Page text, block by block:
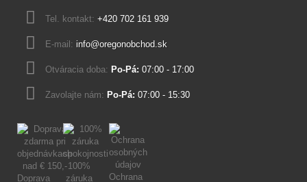
Tel. kontakt: +420 702 161 939
E-mail: info@oregonobchod.sk
Otváracia doba: Po-Pá: 07:00 - 17:00
Zavolajte nám: Po-Pá: 07:00 - 15:30
Doprava
100%
záruka
Ochrana